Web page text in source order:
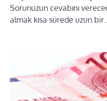
Sorunuzun cevabını
almak kısa sürede uzun bir…